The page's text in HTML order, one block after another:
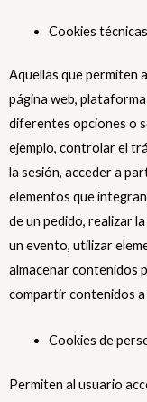
Cookies
Aquellas que permiten
página web,
diferentes opciones o
ejemplo, controlar el
la sesión, acceder a
elementos que
de un pedido, realizar
un evento, utilizar
almacenar contenidos
compartir contenidos
Cookies de
Permiten al usuario